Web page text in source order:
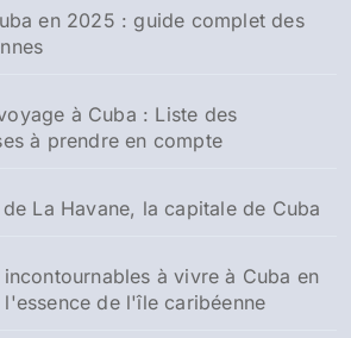
en 2025 : guide complet des
à Cuba : Liste des
à prendre en compte
La Havane, la capitale de Cuba
à vivre à Cuba en
de l'île caribéenne